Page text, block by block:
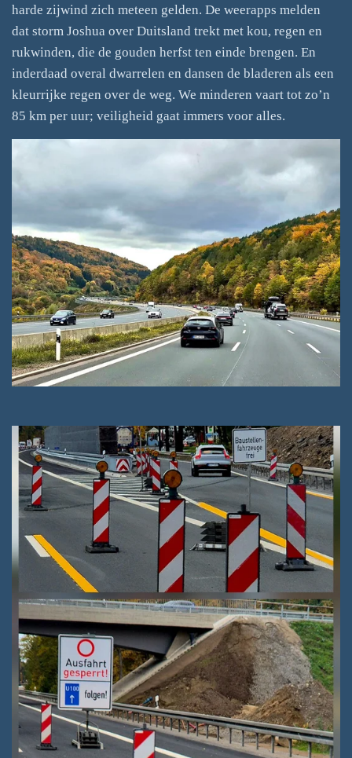
harde zijwind zich meteen gelden. De weerapps melden
dat storm Joshua over Duitsland trekt met kou, regen en
rukwinden, die de gouden herfst ten einde brengen. En
inderdaad overal dwarrelen en dansen de bladeren als een
kleurrijke regen over de weg. We minderen vaart tot zo’n
85 km per uur; veiligheid gaat immers voor alles.